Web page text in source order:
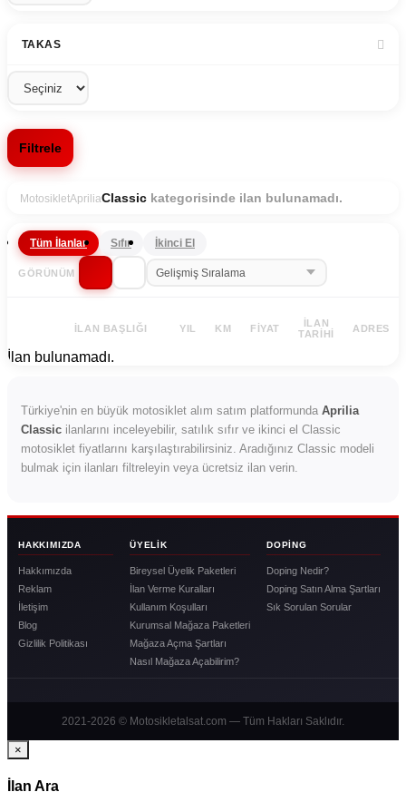
TAKAS
Filtrele
MotosikletApriliaClassic kategorisinde ilan bulunamadı.
Tüm İlanlar Sıfır İkinci El
GÖRÜNÜM
İLAN BAŞLIĞI YIL KM FIYAT
İLAN
TARIHI
ADRES
İlan bulunamadı.
Türkiye'nin en büyük motosiklet alım satım platformunda Aprilia
Classic ilanlarını inceleyebilir, satılık sıfır ve ikinci el Classic
motosiklet fiyatlarını karşılaştırabilirsiniz. Aradığınız Classic modeli
bulmak için ilanları filtreleyin veya ücretsiz ilan verin.
HAKKIMIZDA
Hakkımızda
Reklam
İletişim
Blog
Gizlilik Politikası
ÜYELIK
Bireysel Üyelik Paketleri
İlan Verme Kuralları
Kullanım Koşulları
Kurumsal Mağaza Paketleri
Mağaza Açma Şartları
Nasıl Mağaza Açabilirim?
DOPING
Doping Nedir?
Doping Satın Alma Şartları
Sık Sorulan Sorular
2021-2026 © Motosikletalsat.com — Tüm Hakları Saklıdır.
×
İlan Ara